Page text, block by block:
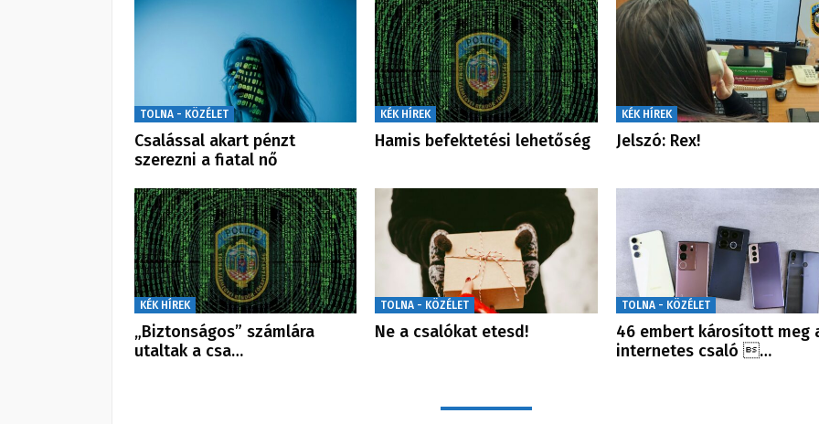
TOLNA - KÖZÉLET
Csalással akart pénzt
szerezni a fiatal nő
KÉK HÍREK
Hamis befektetési lehetőség
KÉK HÍREK
Jelszó: Rex!
KÉK HÍREK
„Biztonságos” számlára
utaltak a csa…
TOLNA - KÖZÉLET
Ne a csalókat etesd!
TOLNA - KÖZÉLET
46 embert károsított meg
internetes csaló …